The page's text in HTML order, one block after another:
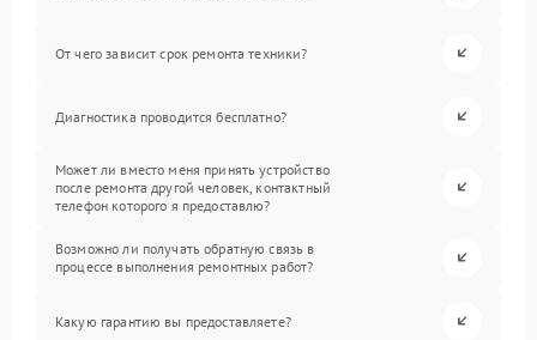
От чего зависит срок ремонта техники?
Диагностика проводится бесплатно?
Может ли вместо меня принять устройство
после ремонта другой человек, контактный
телефон которого я предоставлю?
Возможно ли получать обратную связь в
процессе выполнения ремонтных работ?
Какую гарантию вы предоставляете?